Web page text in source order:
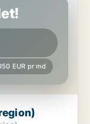
EUR pr md